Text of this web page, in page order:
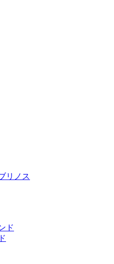
リノス
ド